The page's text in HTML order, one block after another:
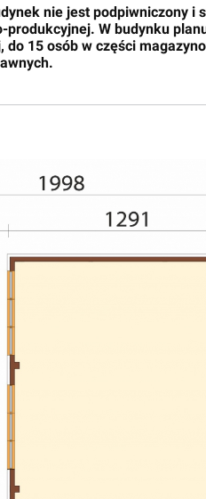
nie jest podpiwniczony i
W budynku
15 osób w części